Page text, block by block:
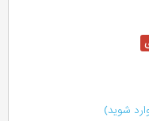
شوید)